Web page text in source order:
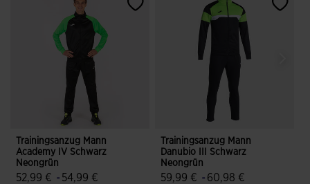
Trainingsanzug Mann
Academy IV Schwarz
Neongrün
52,99 € - 54,99 €
Trainingsanzug Mann
Danubio III Schwarz
Neongrün
59,99 € - 60,98 €